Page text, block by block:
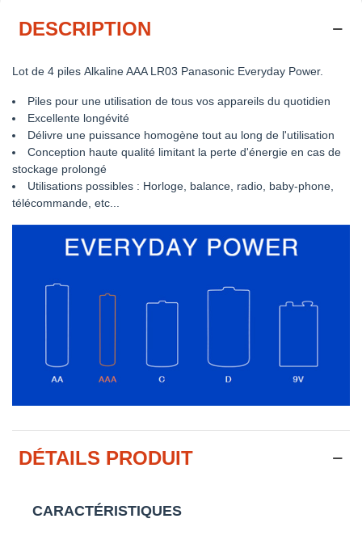
DESCRIPTION
Lot de 4 piles Alkaline AAA LR03 Panasonic Everyday Power.
Piles pour une utilisation de tous vos appareils du quotidien
Excellente longévité
Délivre une puissance homogène tout au long de l'utilisation
Conception haute qualité limitant la perte d'énergie en cas de
stockage prolongé
Utilisations possibles : Horloge, balance, radio, baby-phone,
télécommande, etc...
DÉTAILS PRODUIT
CARACTÉRISTIQUES